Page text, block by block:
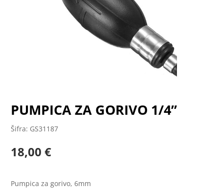
PUMPICA ZA GORIVO 1/4”
Šifra: GS31187
18,00€
Pumpica za gorivo, 6mm